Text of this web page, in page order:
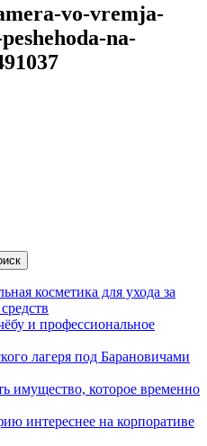
vo-vremja-
na-
косметика для ухода за
и профессиональное
лагеря под Барановичами
имущество, которое временно
интереснее на корпоративе